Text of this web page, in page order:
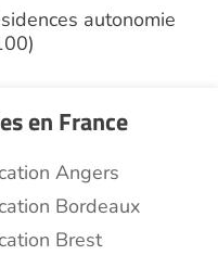
autonomie
en France
Angers
Bordeaux
Brest